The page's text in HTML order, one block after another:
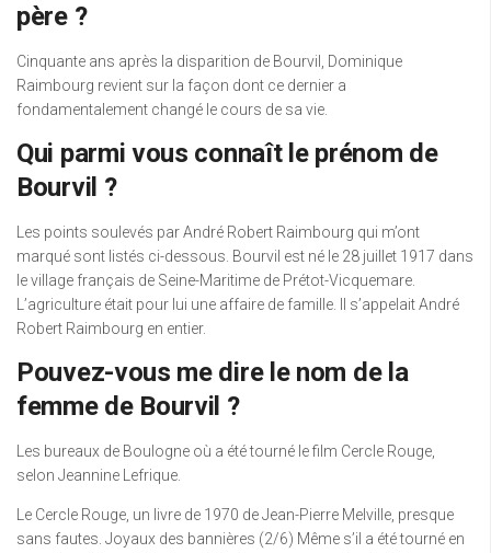
père ?
Cinquante ans après la disparition de Bourvil, Dominique
Raimbourg revient sur la façon dont ce dernier a
fondamentalement changé le cours de sa vie.
Qui parmi vous connaît le prénom de
Bourvil ?
Les points soulevés par André Robert Raimbourg qui m’ont
marqué sont listés ci-dessous. Bourvil est né le 28 juillet 1917 dans
le village français de Seine-Maritime de Prétot-Vicquemare.
L’agriculture était pour lui une affaire de famille. Il s’appelait André
Robert Raimbourg en entier.
Pouvez-vous me dire le nom de la
femme de Bourvil ?
Les bureaux de Boulogne où a été tourné le film Cercle Rouge,
selon Jeannine Lefrique.
Le Cercle Rouge, un livre de 1970 de Jean-Pierre Melville, presque
sans fautes. Joyaux des bannières (2/6) Même s’il a été tourné en